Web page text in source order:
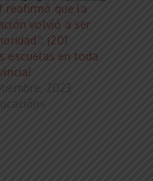
reafirmó que la
volvió a ser
¡201
escuelas en toda
2023